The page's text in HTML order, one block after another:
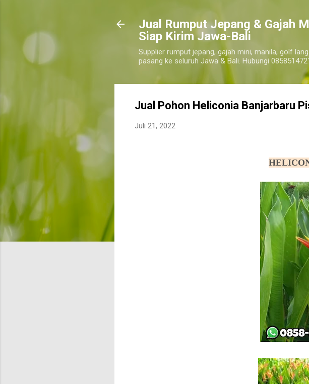
​Jual Rumput Jepang & Gajah
Siap Kirim Jawa-Bali
Supplier rumput jepang, gajah mini, manila, golf
pasang ke seluruh Jawa & Bali. Hubungi
Jual Pohon Heliconia Banjarbaru
Juli 21, 2022